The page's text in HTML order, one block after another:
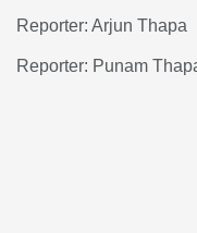
Reporter: Arjun Thapa
Reporter: Punam